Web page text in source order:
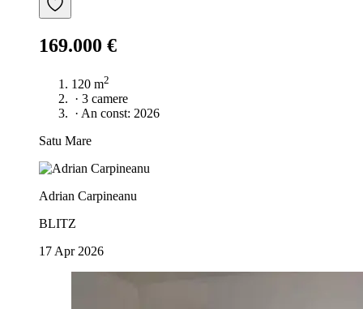
169.000 €
120 m2
· 3 camere
· An const: 2026
Satu Mare
Adrian Carpineanu
BLITZ
17 Apr 2026